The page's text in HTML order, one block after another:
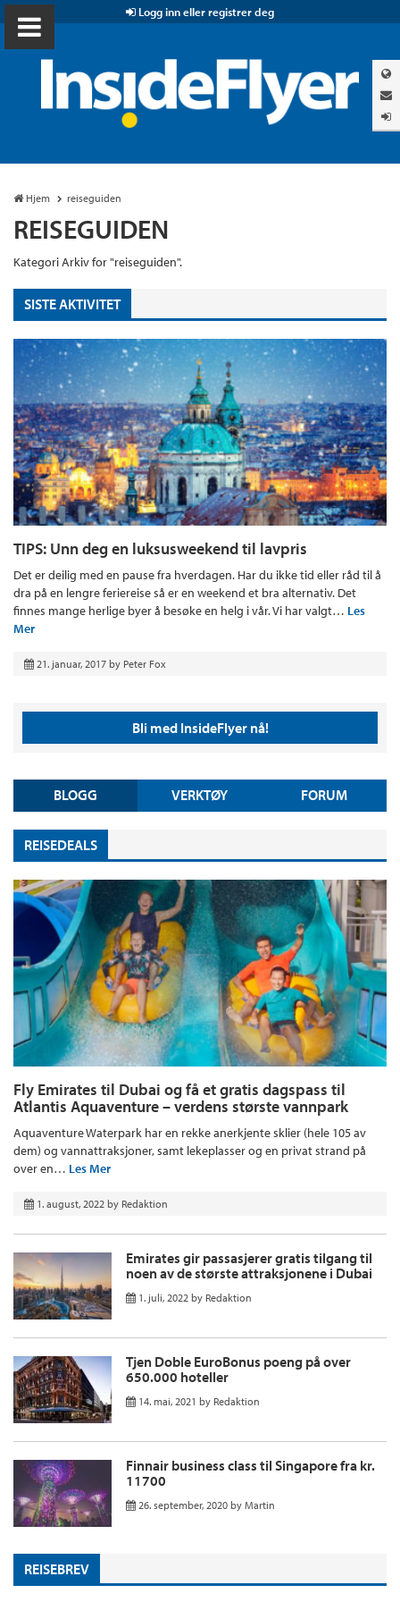
Logg inn eller registrer deg
Hjem reiseguiden
REISEGUIDEN
Kategori Arkiv for "reiseguiden".
SISTE AKTIVITET
TIPS: Unn deg en luksusweekend til lavpris
Det er deilig med en pause fra hverdagen. Har du ikke tid eller råd til å
dra på en lengre feriereise så er en weekend et bra alternativ. Det
finnes mange herlige byer å besøke en helg i vår. Vi har valgt… Les
Mer
21. januar, 2017 by Peter Fox
Bli med InsideFlyer nå!
BLOGG VERKTØY FORUM
REISEDEALS
Fly Emirates til Dubai og få et gratis dagspass til
Atlantis Aquaventure – verdens største vannpark
Aquaventure Waterpark har en rekke anerkjente sklier (hele 105 av
dem) og vannattraksjoner, samt lekeplasser og en privat strand på
over en… Les Mer
1. august, 2022 by Redaktion
Emirates gir passasjerer gratis tilgang til
noen av de største attraksjonene i Dubai
1. juli, 2022 by Redaktion
Tjen Doble EuroBonus poeng på over
650.000 hoteller
14. mai, 2021 by Redaktion
Finnair business class til Singapore fra kr.
11700
26. september, 2020 by Martin
REISEBREV